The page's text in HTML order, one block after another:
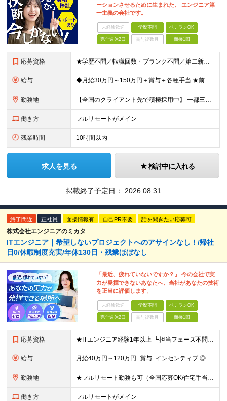
ーションさせるために生まれた、 エンジニア第
一主義の会社です。
未経験歓迎 学歴不問 ベテランOK
完全週休2日 賞与複数月 面接1回
応募資格 ★学歴不問／転職回数・ブランク不問／第二新卒も歓迎！ 【応募条件】 エンジニア実務経験がある方 ※領域や担当工程は問いません。 ◎学歴・ブランク・転職回数不問。 ◎選考はWebで完結！即日内定も！
給与 ◆月給30万円～150万円＋賞与＋各種手当 ★前職給与保証／スキル・経験により決定します。 ★給与は案件単価に完全連動 ★案件の契約内容や昇給、賞与額はすべて開示いたします。 ※上記給与には、月3
勤務地 【全国のクライアント先で積極採用中】 一都三県／関西／九州／東海を中心に全国の案件をご用意。 ★完全在宅勤務も可！ ★プロジェクトは完全選択制 ★フルリモート案件の選択も可能 【100％希望の案件に
働き方 フルリモートがメイン
残業時間 10時間以内
求人を見る 検討中に入れる
掲載終了予定日： 2026.08.31
終了間近 正社員 面接情報有 自己PR不要 話を聞きたい応募可
株式会社エンジニアのミカタ
ITエンジニア｜希望しないプロジェクトへのアサインなし！/帰社
日0/休暇制度充実/年休130日・残業ほぼなし
「最近、疲れていないですか？」 今の会社で実
力が発揮できないあなたへ、当社があなたの技術
を正当に評価します。
未経験歓迎 学歴不問 ベテランOK
完全週休2日 賞与複数月 面接1回
応募資格 ★ITエンジニア経験1年以上 ┗担当フェーズ不問 ┗経験年数不問（1年未満でもOK） ★年齢・学歴不問 ■ブランクありOK ■第二新卒歓迎 ■前職の雇用形態も一切不問 ■20代・30代の若手から
給与 月給40万円～120万円+賞与+インセンティブ ◎入社した全員が年収UPしています！平均170万円UP！ ※経験・能力などを考慮の上、決定します。 ※月30時間（76,000円～）の固定残業代を含みま
勤務地 ★フルリモート勤務も可（全国応募OK/住宅手当を支給します） ※案件によって出勤が必要になる場合があります。 ※希望がない限り、転勤はありません ※U・Iターン歓迎 【拠点】 ◆本社／東京都新宿区西
働き方 フルリモートがメイン